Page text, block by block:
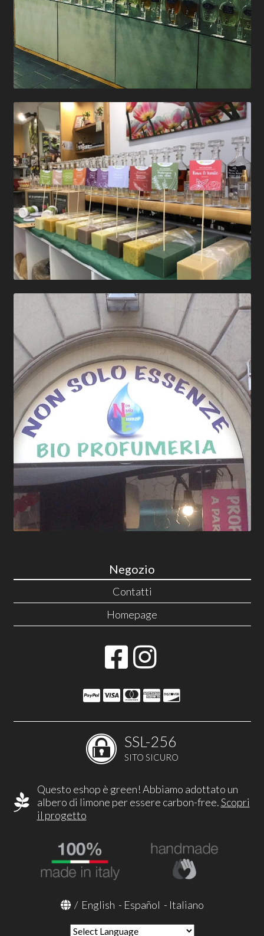
Negozio
Contatti
Homepage
SSL-256
SITO SICURO
Questo eshop è green! Abbiamo adottato un
albero di limone per essere carbon-free.Scopri
il progetto
/ English - Español - Italiano